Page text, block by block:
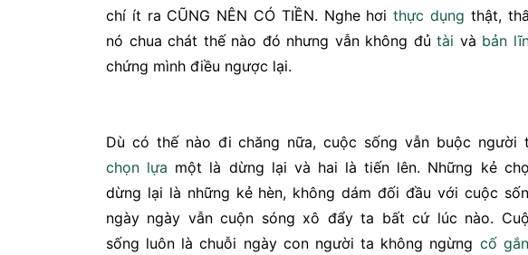
chí ít ra CŨNG NÊN CÓ TIỀN. Nghe hơithực dụng thật,
nó chua chát thế nào đó nhưng vẫn không đủtài và bản
chứng mình điều ngược lại.
Dù có thế nào đi chăng nữa, cuộc sống vẫn buộc người
chọn lựa một là dừng lại và hai là tiến lên. Những kẻ
dừng lại là những kẻ hèn, không dám đối đầu với cuộc
ngày ngày vẫn cuộn sóng xô đẩy ta bất cứ lúc nào.
sống luôn là chuỗi ngày con người ta không ngừng cố